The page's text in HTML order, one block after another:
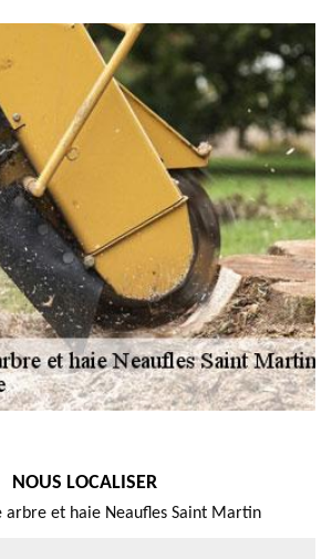
NOUS LOCALISER
arbre et haie Neaufles Saint Martin